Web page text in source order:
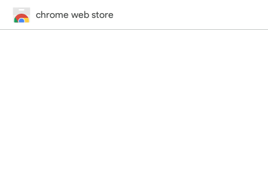
chrome web store